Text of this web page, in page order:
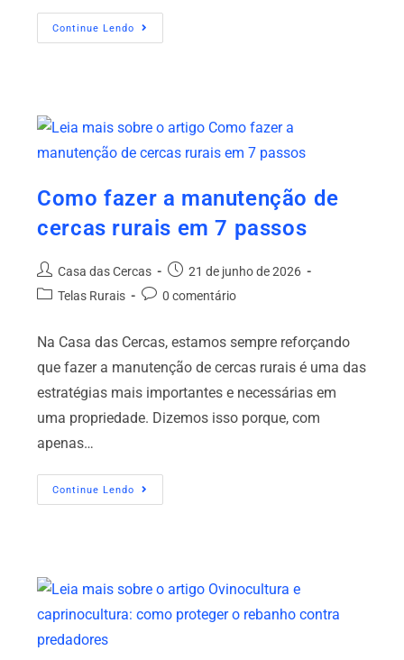
Continue Lendo
Como fazer a manutenção de
cercas rurais em 7 passos
Casa das Cercas
21 de junho de 2026
Telas Rurais
0 comentário
Na Casa das Cercas, estamos sempre reforçando
que fazer a manutenção de cercas rurais é uma das
estratégias mais importantes e necessárias em
uma propriedade. Dizemos isso porque, com
apenas…
Continue Lendo